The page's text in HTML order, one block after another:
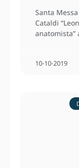
Santa
Cataldi
anatomista”
10⋅10⋅2019